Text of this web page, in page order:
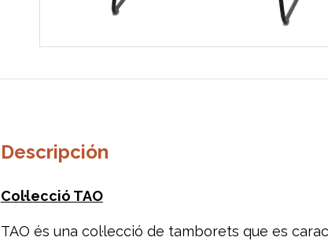
Descripción
Col·lecció TAO
TAO és una col·lecció de tamborets que es